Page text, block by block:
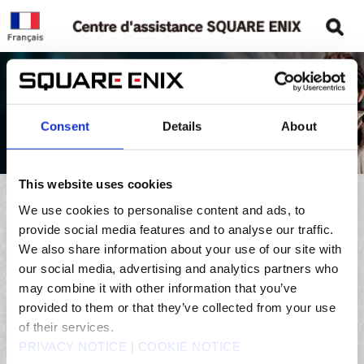
Consent Details About
This website uses cookies
We use cookies to personalise content and ads, to
provide social media features and to analyse our traffic.
We also share information about your use of our site with
our social media, advertising and analytics partners who
may combine it with other information that you’ve
provided to them or that they’ve collected from your use
of their services.
PRIVACY NOTICE | COOKIE NOTICE
Commentaires & Suggestions